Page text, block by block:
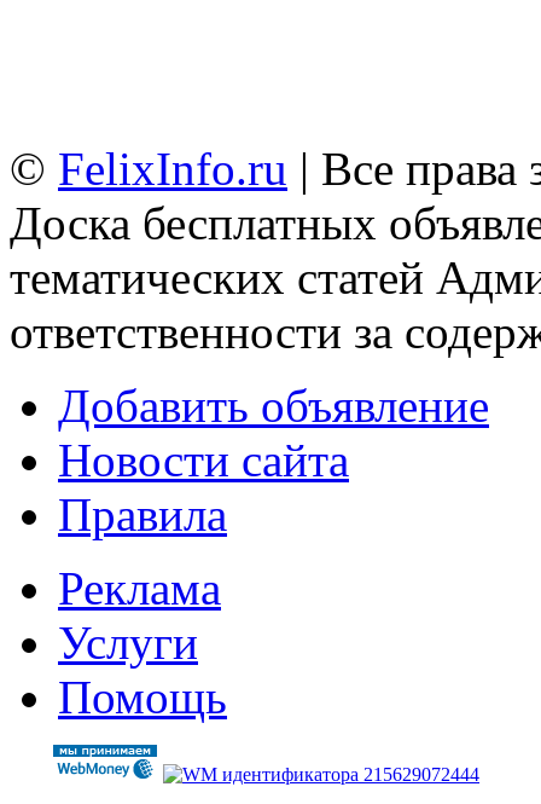
© FelixInfo.ru | Все
Доска бесплатных
тематических статей
ответственности за
Добавить объявление
Новости сайта
Правила
Реклама
Услуги
Помощь